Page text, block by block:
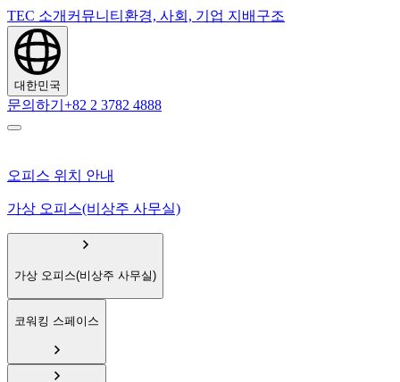
TEC 소개 커뮤니티 환경, 사회, 기업 지배구조
대한민국
문의하기 +82 2 3782 4888
오피스 위치 안내
가상 오피스(비상주 사무실)
가상 오피스(비상주 사무실)
코워킹 스페이스